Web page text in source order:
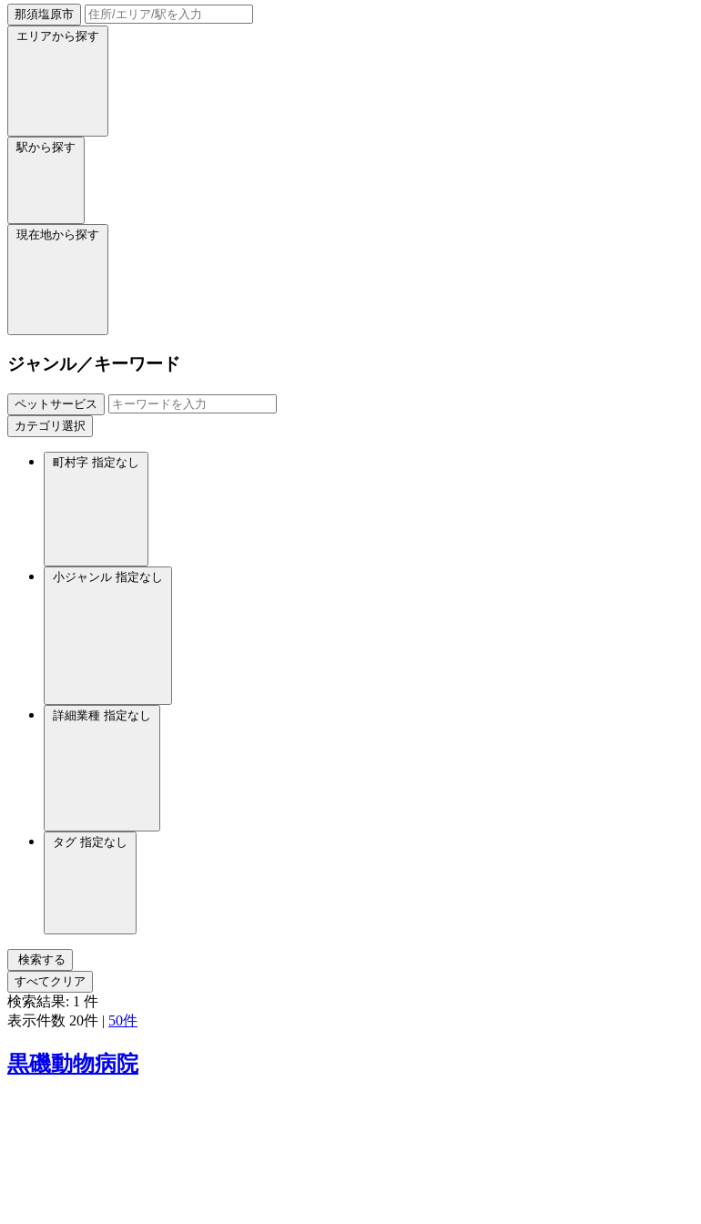
那須塩原市
エリアから探す
駅から探す
現在地から探す
ジャンル／キーワード
ペットサービス
カテゴリ選択
町村字 指定なし
小ジャンル 指定なし
詳細業種 指定なし
タグ 指定なし
検索する
すべてクリア
検索結果: 1 件
表示件数 20件 | 50件
黒磯動物病院